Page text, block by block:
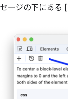
セージの下にある [